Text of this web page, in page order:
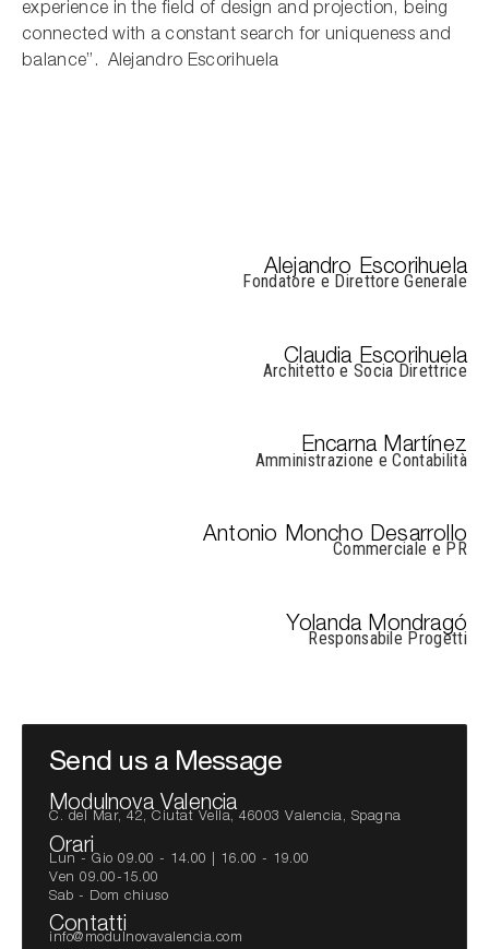
experience in the field of design and projection, being
connected with a constant search for uniqueness and
balance”.
Alejandro Escorihuela
Alejandro Escorihuela
Fondatore e Direttore Generale
Claudia Escorihuela
Architetto e Socia Direttrice
Encarna Martínez
Amministrazione e Contabilità
Antonio Moncho Desarrollo
Commerciale e PR
Yolanda Mondragó
Responsabile Progetti
Send us a Message
Modulnova Valencia
C. del Mar, 42, Ciutat Vella, 46003 Valencia, Spagna
Orari
Lun - Gio 09.00 - 14.00 | 16.00 - 19.00
Ven 09.00-15.00
Sab - Dom chiuso
Contatti
info@modulnovavalencia.com